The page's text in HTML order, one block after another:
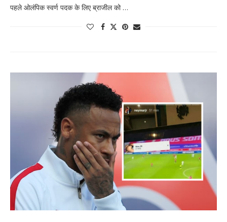
पहले ओलंपिक स्वर्ण पदक के लिए ब्राजील को …